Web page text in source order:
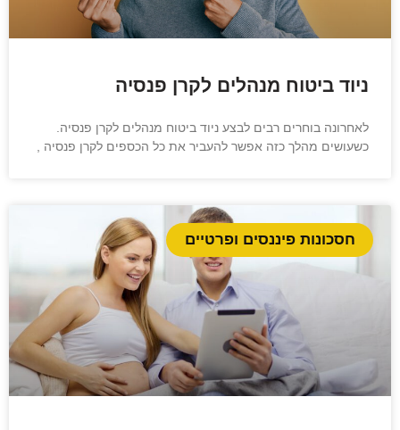
ניוד ביטוח מנהלים לקרן פנסיה
לאחרונה בוחרים רבים לבצע ניוד ביטוח מנהלים לקרן פנסיה.
כשעושים מהלך כזה אפשר להעביר את כל הכספים לקרן פנסיה ,
חסכונות פיננסים ופרטיים